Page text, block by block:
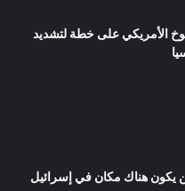
الأمريكي على خطة لتشديد
يكون هناك مكان في إسرائيل